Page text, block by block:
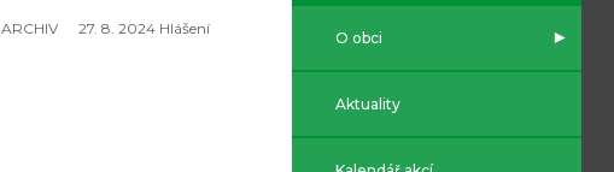
ARCHIV 27. 8. 2024 Hlášení
O obci
Aktuality